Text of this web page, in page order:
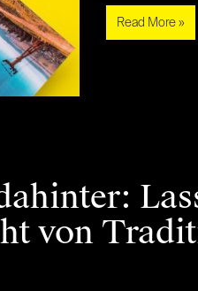
Read More »
von